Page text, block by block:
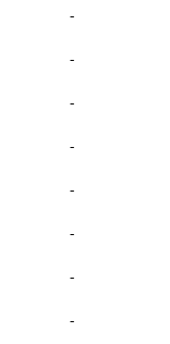
-
-
-
-
-
-
-
-